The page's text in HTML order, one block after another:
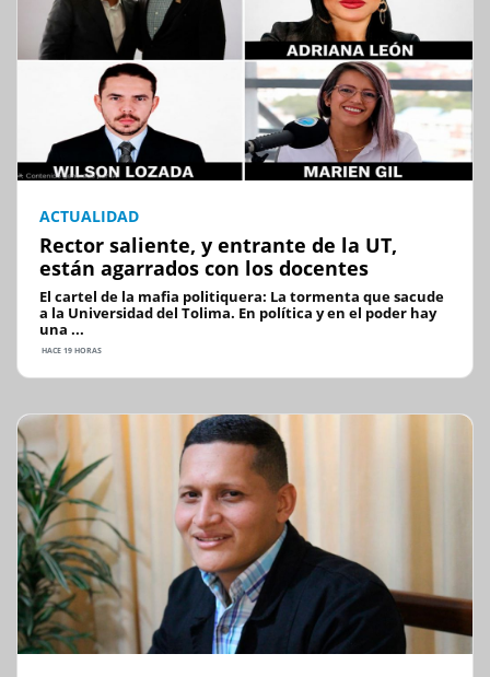
ACTUALIDAD
Rector saliente, y entrante de la UT,
están agarrados con los docentes
El cartel de la mafia politiquera: La tormenta que sacude
a la Universidad del Tolima. En política y en el poder hay
una ...
HACE 19 HORAS